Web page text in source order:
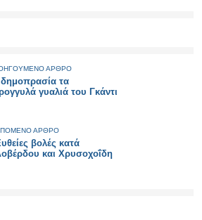
ΑΡΘΡΟ
τα
γυαλιά του Γκάντι
ΑΡΘΡΟ
βολές κατά
και Χρυσοχοΐδη